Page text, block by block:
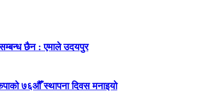
सम्बन्ध छैन : एमाले उदयपुर
७६औँ स्थापना दिवस मनाइयो